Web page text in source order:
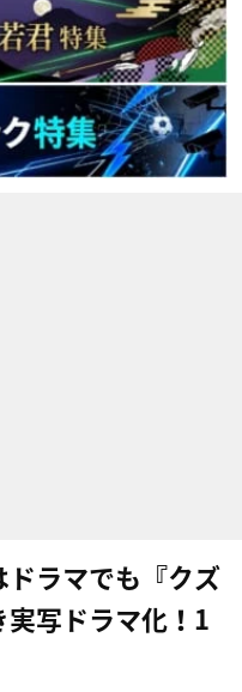
ドラマでも『クズ
実写ドラマ化！1